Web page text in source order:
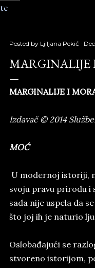
Posted by Ljiljana Pekić
MARGINALIJE
MARGINALIJE I
Izdavač © 2014
MOĆ
U modernoj istoriji,
svoju pravu prirodu i
sada nije uspela da
što joj ih je naturio
Oslobađajući se
stvoreno istorijom,